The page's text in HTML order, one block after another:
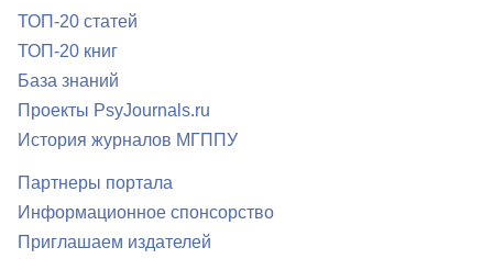
ТОП-20 статей
ТОП-20 книг
База знаний
Проекты PsyJournals.ru
История журналов МГППУ
Партнеры портала
Информационное спонсорство
Приглашаем издателей